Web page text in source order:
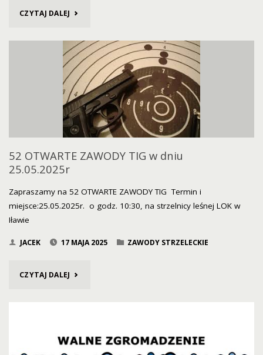
CZYTAJ DALEJ "KURS
STRZELANIE
4-
6.07.2025"
52 OTWARTE ZAWODY TIG w dniu
25.05.2025r
Zapraszamy na 52 OTWARTE ZAWODY TIG Termin i
miejsce:25.05.2025r. o godz. 10:30, na strzelnicy leśnej LOK w
Iławie
JACEK 17 MAJA 2025 ZAWODY STRZELECKIE
CZYTAJ DALEJ "52
TIG